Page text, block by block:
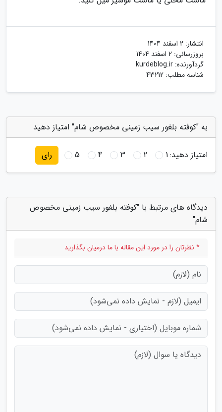
انتشار: 2 اسفند 1404
بروزرسانی: 2 اسفند 1404
گردآورنده: kurdeblog.ir
شناسه مطلب: 43212
به "کوفته بلغور سیب زمینی مخصوص شام" امتیاز دهید
امتیاز دهید:1
2
3
4
5 رای
دیدگاه های مرتبط با "کوفته بلغور سیب زمینی مخصوص
شام"
* نظرتان را در مورد این مقاله با ما درمیان بگذارید